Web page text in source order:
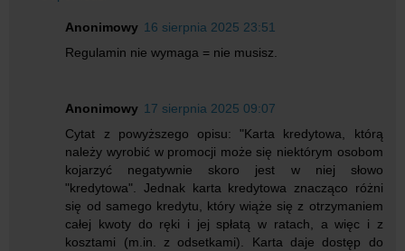
Anonimowy 16 sierpnia 2025 23:51
Regulamin nie wymaga = nie musisz.
Anonimowy 17 sierpnia 2025 09:07
Cytat z powyższego opisu: "Karta kredytowa, którą
należy wyrobić w promocji może się niektórym osobom
kojarzyć negatywnie skoro jest w niej słowo
"kredytowa". Jednak karta kredytowa znacząco różni
się od samego kredytu, który wiąże się z otrzymaniem
całej kwoty do ręki i jej spłatą w ratach, a więc i z
kosztami (m.in. z odsetkami). Karta daje dostęp do